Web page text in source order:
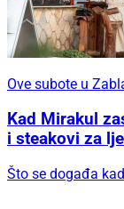
Ove subote u
Kad Mirakul
i steakovi za
Što se događa